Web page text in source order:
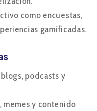
como encuestas,
gamificadas.
podcasts y
memes y contenido